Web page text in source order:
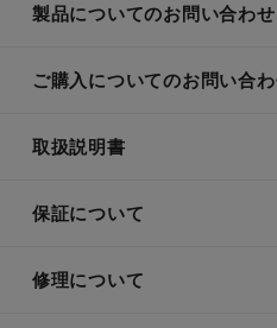
製品についてのお問い合わせ
ご購入についてのお問い合
取扱説明書
保証について
修理について